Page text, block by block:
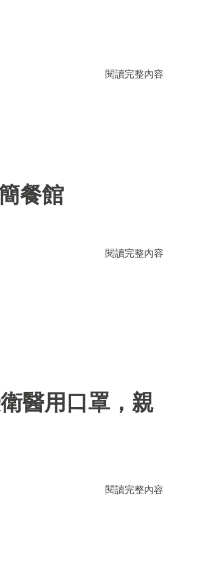
閱讀完整內容
餐館
閱讀完整內容
醫用口罩，親
閱讀完整內容